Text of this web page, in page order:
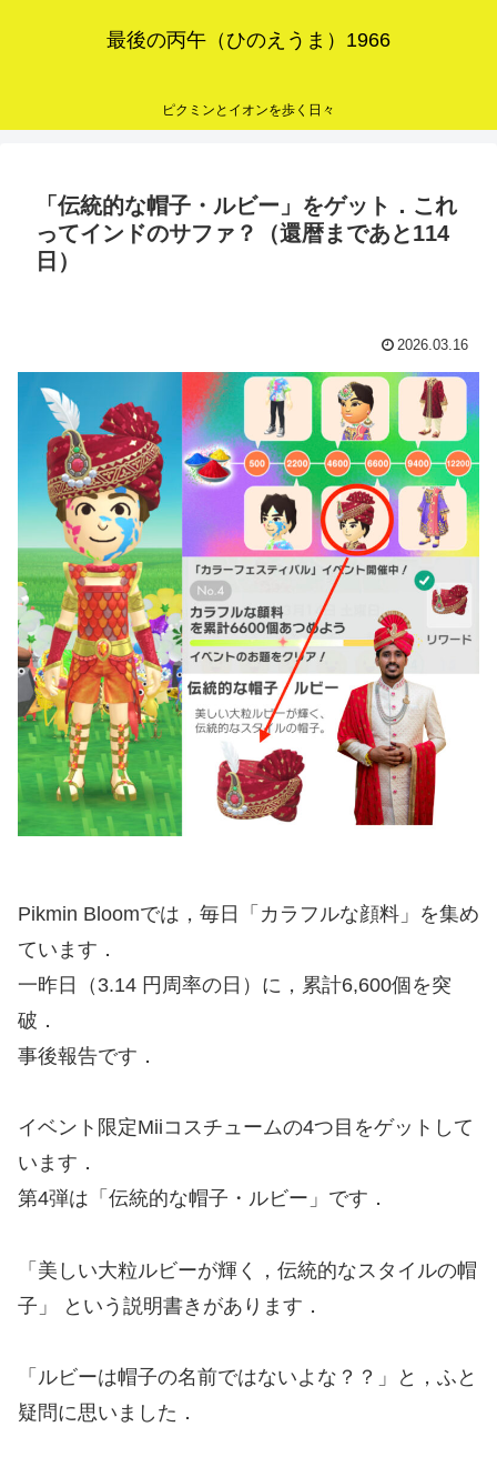
最後の丙午（ひのえうま）1966
ピクミンとイオンを歩く日々
「伝統的な帽子・ルビー」をゲット．これ
ってインドのサファ？（還暦まであと114
日）
2026.03.16
Pikmin Bloomでは，毎日「カラフルな顔料」を集め
ています．
一昨日（3.14 円周率の日）に，累計6,600個を突
破．
事後報告です．
イベント限定Miiコスチュームの4つ目をゲットして
います．
第4弾は「伝統的な帽子・ルビー」です．
「美しい大粒ルビーが輝く，伝統的なスタイルの帽
子」 という説明書きがあります．
「ルビーは帽子の名前ではないよな？？」と，ふと
疑問に思いました．